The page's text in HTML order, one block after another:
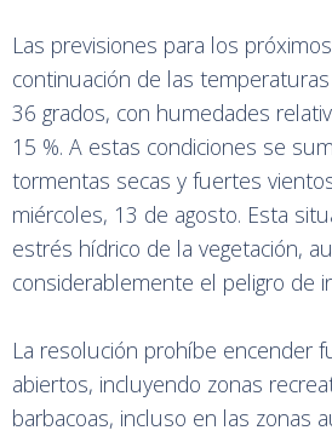
Las previsiones para los
continuación de las
36 grados, con humedades
15 %. A estas condiciones se
tormentas secas y fuertes
miércoles, 13 de agosto. Esta
estrés hídrico de la vegetación,
considerablemente el peligro de
La resolución prohíbe encender
abiertos, incluyendo zonas
barbacoas, incluso en las zonas